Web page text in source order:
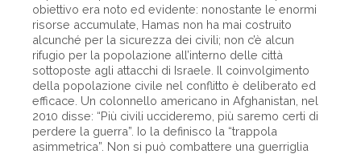
obiettivo era noto ed evidente: nonostante le enormi
risorse accumulate, Hamas non ha mai costruito
alcunché per la sicurezza dei civili; non c’è alcun
rifugio per la popolazione all’interno delle città
sottoposte agli attacchi di Israele. Il coinvolgimento
della popolazione civile nel conflitto è deliberato ed
efficace. Un colonnello americano in Afghanistan, nel
2010 disse: “Più civili uccideremo, più saremo certi di
perdere la guerra”. Io la definisco la “trappola
asimmetrica”. Non si può combattere una guerriglia